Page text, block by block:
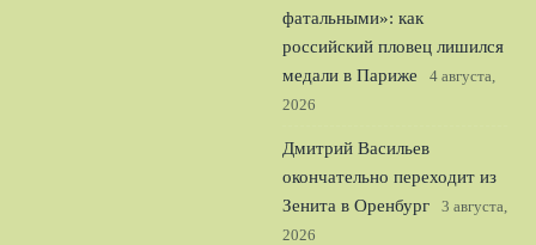
фатальными»: как
российский пловец лишился
медали в Париже
4 августа,
2026
Дмитрий Васильев
окончательно переходит из
Зенита в Оренбург
3 августа,
2026